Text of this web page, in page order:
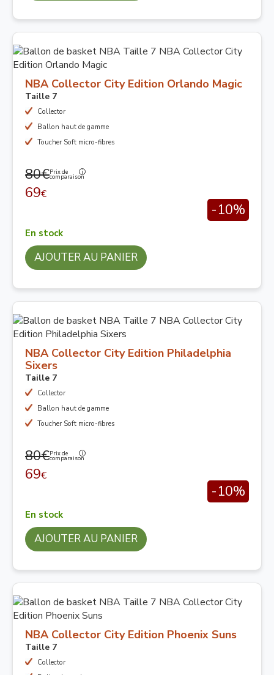
NBA Collector City Edition Orlando Magic
Taille 7
Collector
Ballon haut de gamme
Toucher Soft micro-fibres
80€Prix de
comparaison
69€
-10%
En stock
AJOUTER AU PANIER
NBA Collector City Edition Philadelphia
Sixers
Taille 7
Collector
Ballon haut de gamme
Toucher Soft micro-fibres
80€Prix de
comparaison
69€
-10%
En stock
AJOUTER AU PANIER
NBA Collector City Edition Phoenix Suns
Taille 7
Collector